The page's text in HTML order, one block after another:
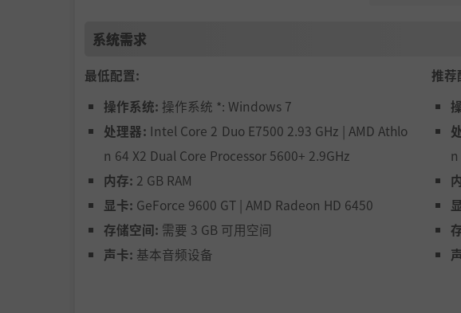
时常残暴，总是强大，《最后的信仰》是银河恶魔城与魂系游戏
术，不仅能强化战斗，还能开启原本无法进入的区域。非线性探索
系统需求
最低配置:
操作系统: 操作系统 *: Windows 7
处理器: Intel Core 2 Duo E7500 2.93 GHz | AMD Athlo
n 64 X2 Dual Core Processor 5600+ 2.9GHz
内存: 2 GB RAM
显卡: GeForce 9600 GT | AMD Radeon HD 6450
存储空间: 需要 3 GB 可用空间
声卡: 基本音频设备
推荐